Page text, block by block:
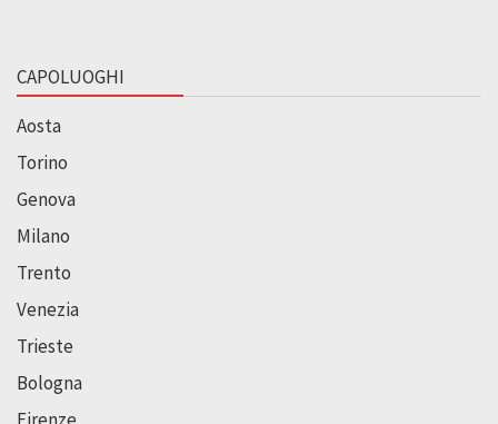
CAPOLUOGHI
Aosta
Torino
Genova
Milano
Trento
Venezia
Trieste
Bologna